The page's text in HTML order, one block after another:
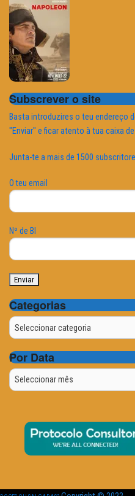
Subscrever o site
Basta introduzires o teu endereço
"Enviar" e ficar atento à tua caixa
Junta-te a mais de 1500
O teu email
Nº de BI
Categorias
Categorias
Por Data
Por
Data